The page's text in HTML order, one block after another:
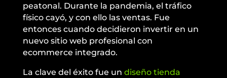
peatonal. Durante la pandemia, el tráfico
físico cayó, y con ello las ventas. Fue
entonces cuando decidieron invertir en un
nuevo sitio web profesional con
ecommerce integrado.
La clave del éxito fue un diseño tienda